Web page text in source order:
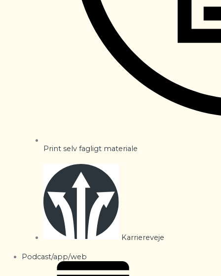
Print selv fagligt materiale
Karriereveje
Podcast/app/web